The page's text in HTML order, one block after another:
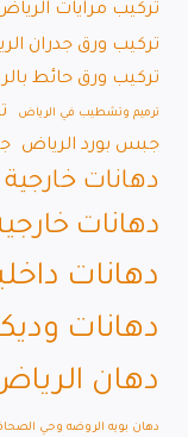
تركيب مرايات
تركيب ورق جدران
تركيب ورق حائط
ترميم وتشطيب في الرياض
جبس بورد الرياض
دهانات خارجية
دهانات
دهانات
دهانات
دهان
دهان بويه الروضه وحي